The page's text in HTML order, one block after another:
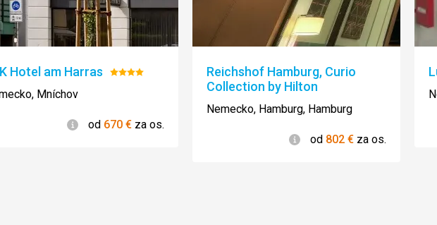
Hotel am Harras Hodnotenie:
Mníchov
Informácie
od 670 € za os.
Reichshof Hamburg, Curio
Collection by Hilton
Nemecko, Hamburg, Hamburg
Informácie
od 802 € za os.